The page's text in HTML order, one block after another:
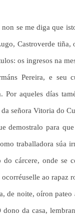
se me diga que
Castroverde tiña,
os ingresos na
Pereira, e seu
Por aqueles días
señora Vitoria do
demostralo para
traballadora súa
do cárcere, onde se
ocorréuselle ao rapaz
de noite, oíron
da casa,